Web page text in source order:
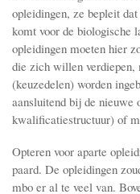
opleidingen, ze bepleit
komt voor de biologische
opleidingen moeten hier
die zich willen verdiepen,
(keuzedelen) worden
aansluitend bij de nieuwe
kwalificatiestructuur) of
Opteren voor aparte
paard. De opleidingen
mbo er al te veel van.